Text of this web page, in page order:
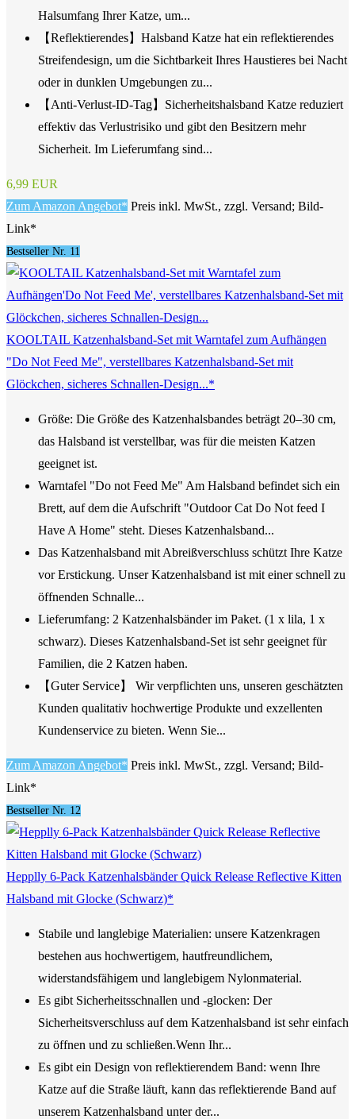
Halsumfang Ihrer Katze, um...
【Reflektierendes】Halsband Katze hat ein reflektierendes
Streifendesign, um die Sichtbarkeit Ihres Haustieres bei Nacht
oder in dunklen Umgebungen zu...
【Anti-Verlust-ID-Tag】Sicherheitshalsband Katze reduziert
effektiv das Verlustrisiko und gibt den Besitzern mehr
Sicherheit. Im Lieferumfang sind...
6,99 EUR
Zum Amazon Angebot* Preis inkl. MwSt., zzgl. Versand; Bild-
Link*
Bestseller Nr. 11
KOOLTAIL Katzenhalsband-Set mit Warntafel zum Aufhängen
"Do Not Feed Me", verstellbares Katzenhalsband-Set mit
Glöckchen, sicheres Schnallen-Design...*
Größe: Die Größe des Katzenhalsbandes beträgt 20–30 cm,
das Halsband ist verstellbar, was für die meisten Katzen
geeignet ist.
Warntafel "Do not Feed Me" Am Halsband befindet sich ein
Brett, auf dem die Aufschrift "Outdoor Cat Do Not feed I
Have A Home" steht. Dieses Katzenhalsband...
Das Katzenhalsband mit Abreißverschluss schützt Ihre Katze
vor Erstickung. Unser Katzenhalsband ist mit einer schnell zu
öffnenden Schnalle...
Lieferumfang: 2 Katzenhalsbänder im Paket. (1 x lila, 1 x
schwarz). Dieses Katzenhalsband-Set ist sehr geeignet für
Familien, die 2 Katzen haben.
【Guter Service】 Wir verpflichten uns, unseren geschätzten
Kunden qualitativ hochwertige Produkte und exzellenten
Kundenservice zu bieten. Wenn Sie...
Zum Amazon Angebot* Preis inkl. MwSt., zzgl. Versand; Bild-
Link*
Bestseller Nr. 12
Hepplly 6-Pack Katzenhalsbänder Quick Release Reflective Kitten
Halsband mit Glocke (Schwarz)*
Stabile und langlebige Materialien: unsere Katzenkragen
bestehen aus hochwertigem, hautfreundlichem,
widerstandsfähigem und langlebigem Nylonmaterial.
Es gibt Sicherheitsschnallen und -glocken: Der
Sicherheitsverschluss auf dem Katzenhalsband ist sehr einfach
zu öffnen und zu schließen.Wenn Ihr...
Es gibt ein Design von reflektierendem Band: wenn Ihre
Katze auf die Straße läuft, kann das reflektierende Band auf
unserem Katzenhalsband unter der...